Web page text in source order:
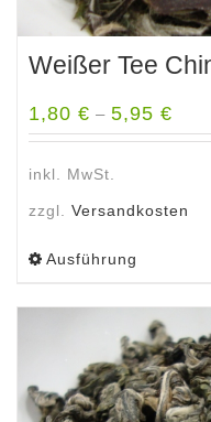
Weißer Tee
1,80 € – 5,95 €
inkl. MwSt.
zzgl. Versandkosten
Ausführung
weist
mehrere
auf.